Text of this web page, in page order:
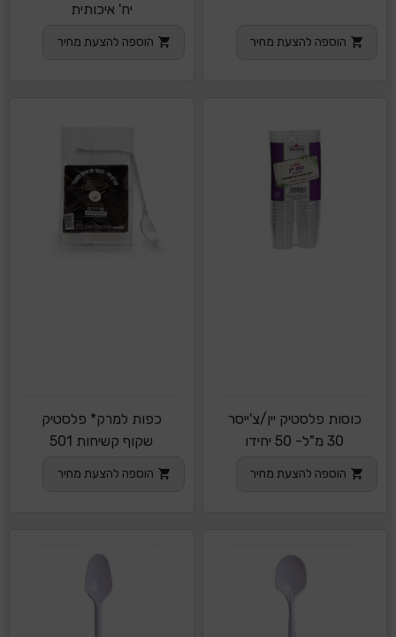
הוספה להצעת מחיר
יח' איכותית
הוספה להצעת מחיר
כוסות פלסטיק יין/צ'ייסר
30 מ"ל- 50 יחידו
הוספה להצעת מחיר
כפות למרק* פלסטיק
שקוף קשיחות 501
הוספה להצעת מחיר